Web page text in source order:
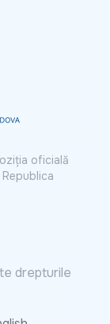
oficială
drepturile